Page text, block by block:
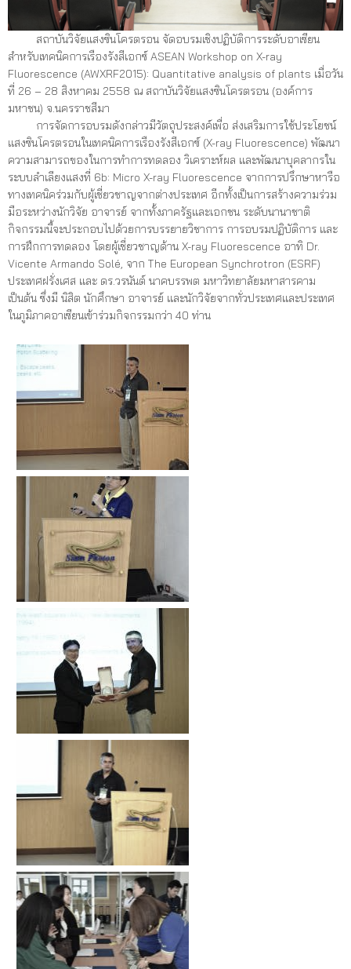
สถาบันวิจัยแสงซินโครตรอน จัดอบรมเชิงปฏิบัติการระดับอาเซียน
สำหรับเทคนิคการเรืองรังสีเอกซ์ ASEAN Workshop on X-ray
Fluorescence (AWXRF2015): Quantitative analysis of plants เมื่อวัน
ที่ 26 – 28 สิงหาคม 2558 ณ สถาบันวิจัยแสงซินโครตรอน (องค์การ
มหาชน) จ.นครราชสีมา
การจัดการอบรมดังกล่าวมีวัตถุประสงค์เพื่อ ส่งเสริมการใช้ประโยชน์
แสงซินโครตรอนในเทคนิคการเรืองรังสีเอกซ์ (X-ray Fluorescence) พัฒนา
ความสามารถของในการทำการทดลอง วิเคราะห์ผล และพัฒนาบุคลากรใน
ระบบลำเลียงแสงที่ 6b: Micro X-ray Fluorescence จากการปรึกษาหารือ
ทางเทคนิคร่วมกับผู้เชี่ยวชาญจากต่างประเทศ อีกทั้งเป็นการสร้างความร่วม
มือระหว่างนักวิจัย อาจารย์ จากทั้งภาครัฐและเอกชน ระดับนานาชาติ
กิจกรรมนี้จะประกอบไปด้วยการบรรยายวิชาการ การอบรมปฏิบัติการ และ
การฝึกการทดลอง โดยผู้เชี่ยวชาญด้าน X-ray Fluorescence อาทิ Dr.
Vicente Armando Solé, จาก The European Synchrotron (ESRF)
ประเทศฝรั่งเศส และ ดร.วรนันต์ นาคบรรพต มหาวิทยาลัยมหาสารคาม
เป็นต้น ซึ่งมี นิสิต นักศึกษา อาจารย์ และนักวิจัยจากทั่วประเทศและประเทศ
ในภูมิภาคอาเซียนเข้าร่วมกิจกรรมกว่า 40 ท่าน